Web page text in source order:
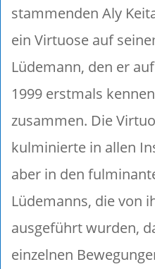
stammenden Aly
ein Virtuose auf
Lüdemann, den er
1999 erstmals
zusammen. Die
kulminierte in allen
aber in den
Lüdemanns, die von
ausgeführt wurden,
einzelnen